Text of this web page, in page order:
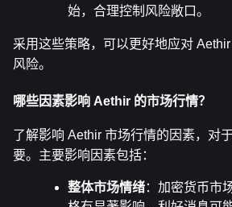
始，合理控制风险敞口。
采用这些策略，可以更好地应对
风险。
哪些因素影响 Aethir 的市场行情？
了解影响 Aethir 市场行情的因素，对
要。主要影响因素包括：
整体市场情绪：加密货币市